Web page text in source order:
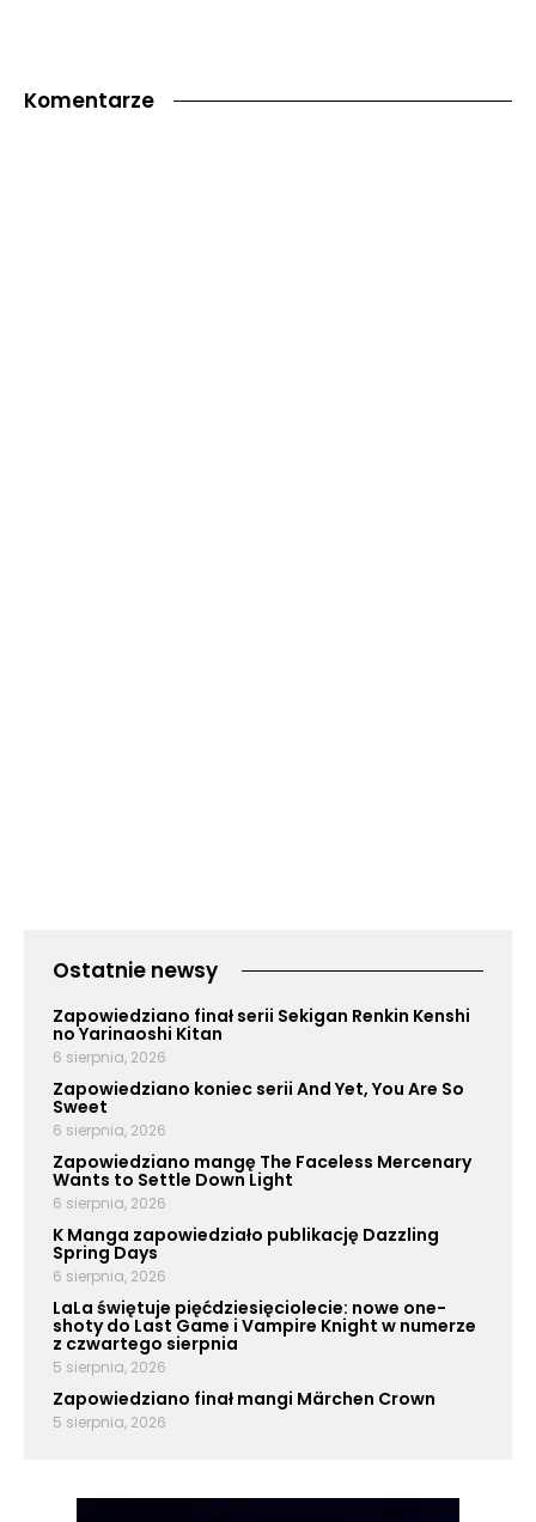
Komentarze
Ostatnie newsy
Zapowiedziano finał serii Sekigan Renkin Kenshi
no Yarinaoshi Kitan
6 sierpnia, 2026
Zapowiedziano koniec serii And Yet, You Are So
Sweet
6 sierpnia, 2026
Zapowiedziano mangę The Faceless Mercenary
Wants to Settle Down Light
6 sierpnia, 2026
K Manga zapowiedziało publikację Dazzling
Spring Days
6 sierpnia, 2026
LaLa świętuje pięćdziesięciolecie: nowe one-
shoty do Last Game i Vampire Knight w numerze
z czwartego sierpnia
5 sierpnia, 2026
Zapowiedziano finał mangi Märchen Crown
5 sierpnia, 2026